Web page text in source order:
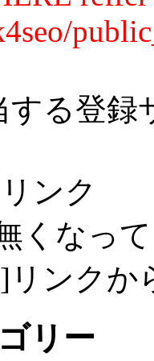
する登録
ンク
くなっ
]リンクか
リー